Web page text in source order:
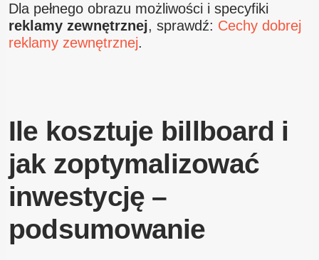
Dla pełnego obrazu możliwości i specyfiki
reklamy zewnętrznej, sprawdź: Cechy dobrej
reklamy zewnętrznej.
Ile kosztuje billboard i
jak zoptymalizować
inwestycję –
podsumowanie